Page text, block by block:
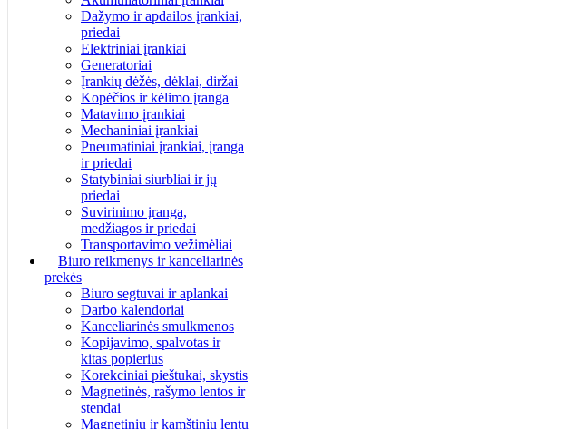
Dažymo ir apdailos įrankiai,
priedai
Elektriniai įrankiai
Generatoriai
Įrankių dėžės, dėklai, diržai
Kopėčios ir kėlimo įranga
Matavimo įrankiai
Mechaniniai įrankiai
Pneumatiniai įrankiai, įranga
ir priedai
Statybiniai siurbliai ir jų
priedai
Suvirinimo įranga,
medžiagos ir priedai
Transportavimo vežimėliai
Biuro reikmenys ir kanceliarinės
prekės
Biuro segtuvai ir aplankai
Darbo kalendoriai
Kanceliarinės smulkmenos
Kopijavimo, spalvotas ir
kitas popierius
Korekciniai pieštukai, skystis
Magnetinės, rašymo lentos ir
stendai
Magnetinių ir kamštinių lentų